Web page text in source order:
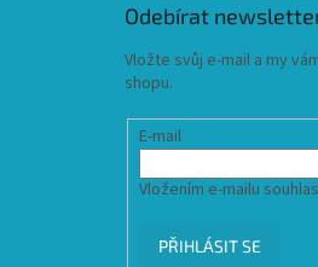
Odebírat
Vložte svůj e-mail a my
shopu.
E-mail
Vložením e-mailu
PŘIHLÁSIT SE